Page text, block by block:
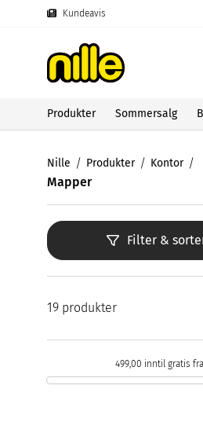
Kundeavis
Produkter Sommersalg
Nille Produkter Kontor
Mapper
Filter &
19 produkter
499,00 inntil gratis